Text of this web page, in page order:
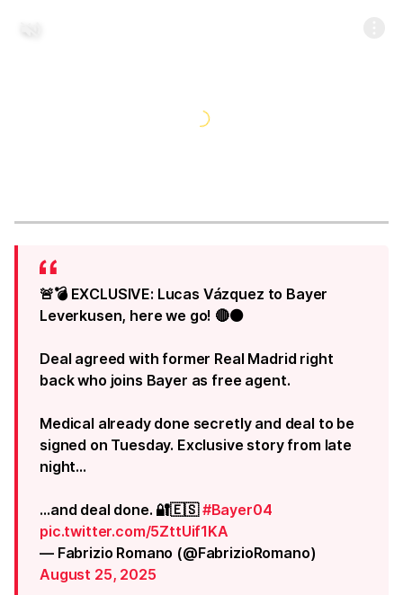
🚨💣 EXCLUSIVE: Lucas Vázquez to Bayer
Leverkusen, here we go! 🔴⚫️
Deal agreed with former Real Madrid right
back who joins Bayer as free agent.
Medical already done secretly and deal to be
signed on Tuesday. Exclusive story from late
night…
…and deal done. 🔐🇪🇸#Bayer04
pic.twitter.com/5ZttUif1KA
— Fabrizio Romano (@FabrizioRomano)
August 25, 2025